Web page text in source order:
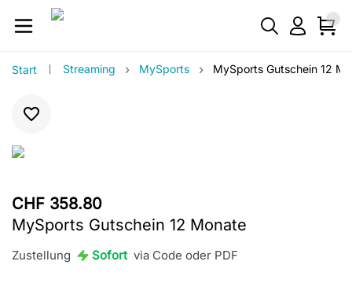
Start Streaming › MySports › MySports Gutschein 12
CHF 358.80
MySports Gutschein 12 Monate
Zustellung Sofort via Code oder PDF